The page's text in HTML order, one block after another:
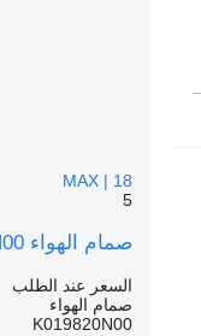
MAX | 18
5
صمام الهواء Knorr-Bremse K019820N00 لـ الشاحنات Ford F-MAX | 18
السعر عند الطلب
صمام الهواء
K019820N00